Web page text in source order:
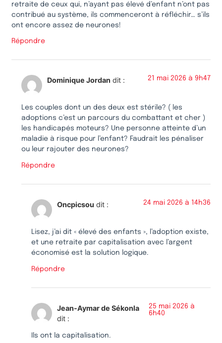
retraite de ceux qui, n’ayant pas élevé d’enfant n’ont pas
contribué au système, ils commenceront à réfléchir… s’ils
ont encore assez de neurones!
Répondre
Dominique Jordan dit : 21 mai 2026 à 9h47
Les couples dont un des deux est stérile? ( les
adoptions c’est un parcours du combattant et cher )
les handicapés moteurs? Une personne atteinte d’un
maladie à risque pour l’enfant? Faudrait les pénaliser
ou leur rajouter des neurones?
Répondre
Oncpicsou dit : 24 mai 2026 à 14h36
Lisez, j’ai dit « élevé des enfants », l’adoption existe,
et une retraite par capitalisation avec l’argent
économisé est la solution logique.
Répondre
Jean-Aymar de Sékonla
dit :
25 mai 2026 à
6h40
Ils ont la capitalisation.